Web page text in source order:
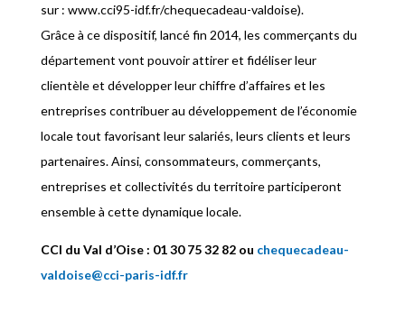
sur : www.cci95-idf.fr/chequecadeau-valdoise).
Grâce à ce dispositif, lancé fin 2014, les commerçants du
département vont pouvoir attirer et fidéliser leur
clientèle et développer leur chiffre d’affaires et les
entreprises contribuer au développement de l’économie
locale tout favorisant leur salariés, leurs clients et leurs
partenaires. Ainsi, consommateurs, commerçants,
entreprises et collectivités du territoire participeront
ensemble à cette dynamique locale.
CCI du Val d’Oise : 01 30 75 32 82 ou chequecadeau-
valdoise@cci-paris-idf.fr